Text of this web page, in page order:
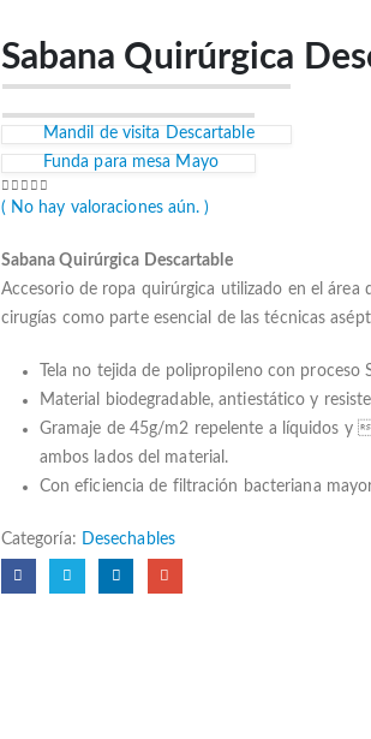
Sabana Quirúrgica
Mandil de visita Descartable
Funda para mesa Mayo
0 out of 5
( No hay valoraciones aún. )
Sabana Quirúrgica Descartable
Accesorio de ropa quirúrgica utilizado en el área
cirugías como parte esencial de las técnicas
Tela no tejida de polipropileno con proceso
Material biodegradable, antiestático y
Gramaje de 45g/m2 repelente a líquidos y
ambos lados del material.
Con eficiencia de filtración bacteriana
Categoría: Desechables